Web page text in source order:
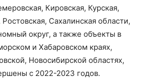
Кировская, Курская,
Сахалинская области,
округ, а также объекты в
и Хабаровском краях,
Новосибирской областях,
с 2022-2023 годов.